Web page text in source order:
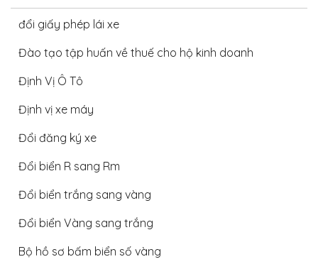
đổi giấy phép lái xe
Đào tạo tập huấn về thuế cho hộ kinh doanh
Định Vị Ô Tô
Định vị xe máy
Đổi đăng ký xe
Đổi biển R sang Rm
Đổi biển trắng sang vàng
Đổi biển Vàng sang trắng
Bộ hồ sơ bấm biển số vàng